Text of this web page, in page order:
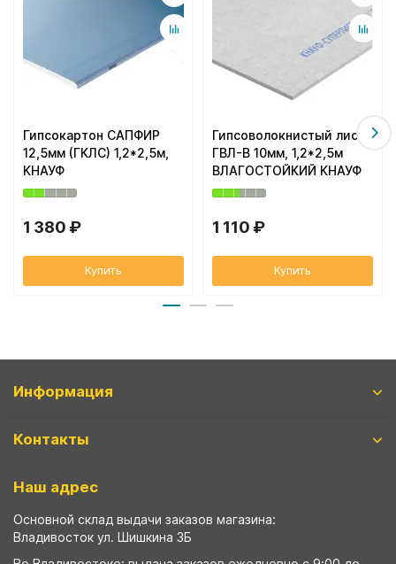
Гипсокартон САПФИР
12,5мм (ГКЛС) 1,2*2,5м,
КНАУФ
1 380 ₽
Купить
Гипсоволокнистый лист
ГВЛ-В 10мм, 1,2*2,5м
ВЛАГОСТОЙКИЙ КНАУФ
1 110 ₽
Купить
Информация
Контакты
Наш адрес
Основной склад выдачи заказов магазина:
Владивосток ул. Шишкина 3Б